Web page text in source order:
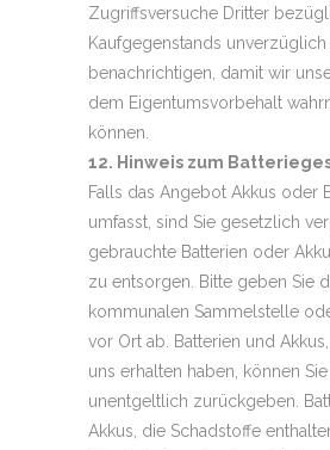
Zugriffsversuche Dritter
Kaufgegenstands unverzüglich
benachrichtigen, damit wir
dem Eigentumsvorbehalt
können.
12. Hinweis zum
Falls das Angebot Akkus oder
umfasst, sind Sie gesetzlich
gebrauchte Batterien oder
zu entsorgen. Bitte geben Sie
kommunalen Sammelstelle
vor Ort ab. Batterien und
uns erhalten haben, können
unentgeltlich zurückgeben.
Akkus, die Schadstoffe